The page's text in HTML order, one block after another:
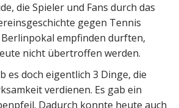
die Spieler und Fans durch das
gegen Tennis
empfinden durften,
nicht übertroffen werden.
es doch eigentlich 3 Dinge, die
verdienen. Es gab ein
Dadurch konnte heute auch